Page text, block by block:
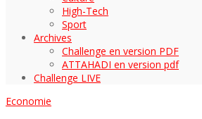
High-Tech
Sport
Archives
Challenge en version PDF
ATTAHADI en version pdf
Challenge LIVE
Economie